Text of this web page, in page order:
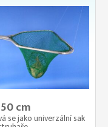
cm
se jako univerzální sak